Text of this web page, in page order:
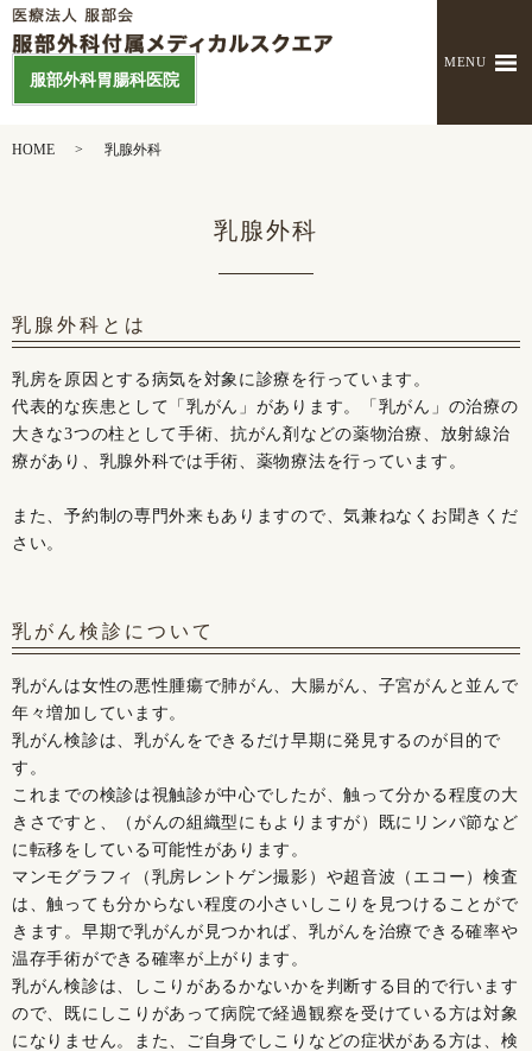
服部外科胃腸科医院
MENU
HOME 乳腺外科
乳腺外科
乳腺外科とは
乳房を原因とする病気を対象に診療を行っています。
代表的な疾患として「乳がん」があります。「乳がん」の治療の
大きな3つの柱として手術、抗がん剤などの薬物治療、放射線治
療があり、乳腺外科では手術、薬物療法を行っています。
また、予約制の専門外来もありますので、気兼ねなくお聞きくだ
さい。
乳がん検診について
乳がんは女性の悪性腫瘍で肺がん、大腸がん、子宮がんと並んで
年々増加しています。
乳がん検診は、乳がんをできるだけ早期に発見するのが目的で
す。
これまでの検診は視触診が中心でしたが、触って分かる程度の大
きさですと、（がんの組織型にもよりますが）既にリンパ節など
に転移をしている可能性があります。
マンモグラフィ（乳房レントゲン撮影）や超音波（エコー）検査
は、触っても分からない程度の小さいしこりを見つけることがで
きます。早期で乳がんが見つかれば、乳がんを治療できる確率や
温存手術ができる確率が上がります。
乳がん検診は、しこりがあるかないかを判断する目的で行います
ので、既にしこりがあって病院で経過観察を受けている方は対象
になりません。また、ご自身でしこりなどの症状がある方は、検